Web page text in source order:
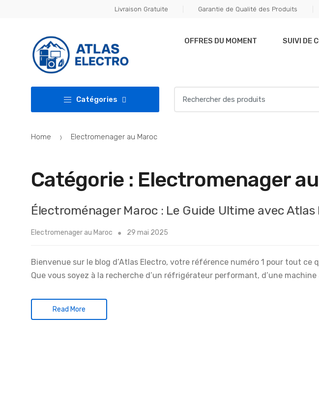
Livraison Gratuite Garantie de Qualité des Produits
OFFRES DU MOMENT SUIVI DE
Catégories
for:
Home Electromenager au Maroc
Catégorie : Electromenager
Électroménager Maroc : Le Guide Ultime avec Atlas
Electromenager au Maroc 29 mai 2025
Bienvenue sur le blog d’Atlas Electro, votre référence numéro 1 pour tout ce
Que vous soyez à la recherche d’un réfrigérateur performant, d’une machine
Read More